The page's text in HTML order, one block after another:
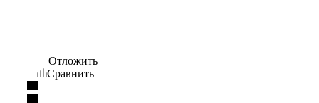
Отложить
Сравнить